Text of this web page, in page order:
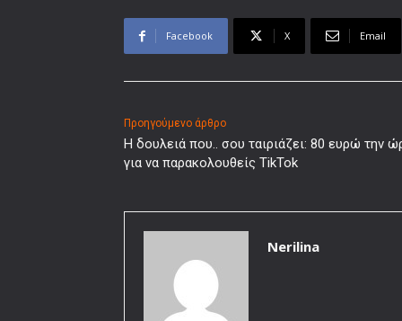
Facebook X Email
Προηγούμενο άρθρο
Η δουλειά που.. σου ταιριάζει: 80 ευρώ την
για να παρακολουθείς TikTok
Nerilina